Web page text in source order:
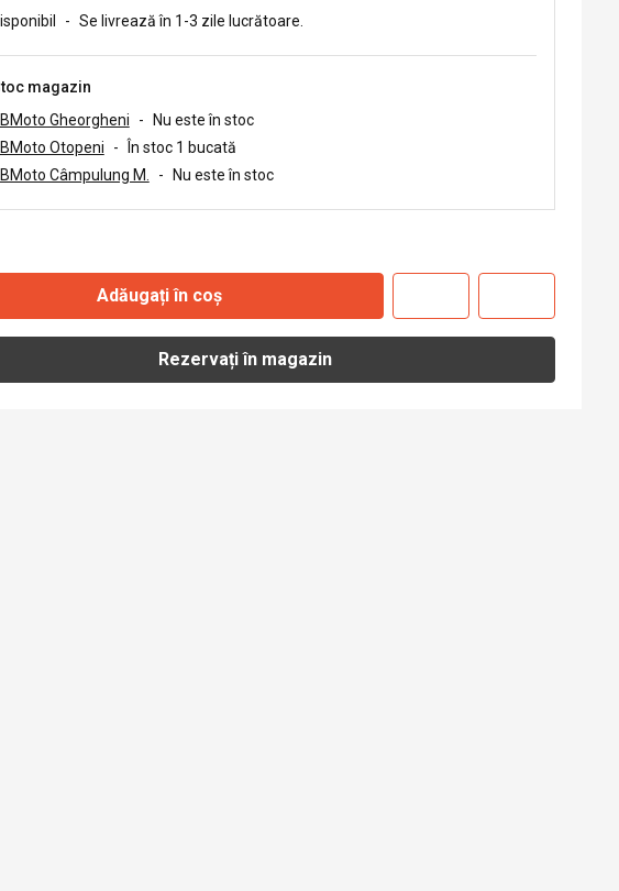
- Se livrează în 1-3 zile lucrătoare.
magazin
Gheorgheni
-
Nu este în stoc
Otopeni
-
În stoc 1 bucată
Câmpulung M.
- Nu este în stoc
Adăugați în coș
Rezervați în magazin